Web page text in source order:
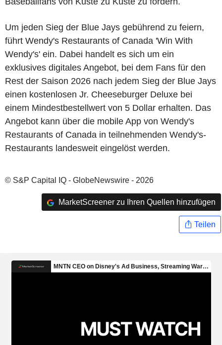
Um jeden Sieg der Blue Jays gebührend zu feiern,
führt Wendy's Restaurants of Canada 'Win With
Wendy's' ein. Dabei handelt es sich um ein
exklusives digitales Angebot, bei dem Fans für den
Rest der Saison 2026 nach jedem Sieg der Blue Jays
einen kostenlosen Jr. Cheeseburger Deluxe bei
einem Mindestbestellwert von 5 Dollar erhalten. Das
Angebot kann über die mobile App von Wendy's
Restaurants of Canada in teilnehmenden Wendy's-
Restaurants landesweit eingelöst werden.
© S&P Capital IQ - GlobeNewswire - 2026
MarketScreener zu Ihren Quellen hinzufügen
Teilen